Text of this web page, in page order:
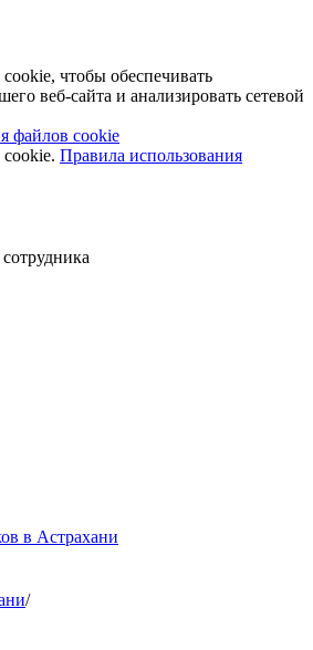
чтобы обеспечивать
веб-сайта и анализировать сетевой
файлов cookie
Правила использования
в Астрахани
/